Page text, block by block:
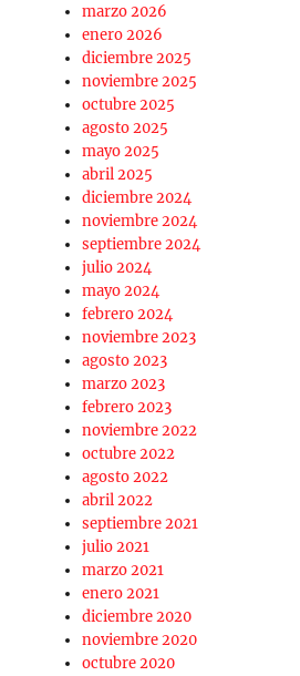
marzo 2026
enero 2026
diciembre 2025
noviembre 2025
octubre 2025
agosto 2025
mayo 2025
abril 2025
diciembre 2024
noviembre 2024
septiembre 2024
julio 2024
mayo 2024
febrero 2024
noviembre 2023
agosto 2023
marzo 2023
febrero 2023
noviembre 2022
octubre 2022
agosto 2022
abril 2022
septiembre 2021
julio 2021
marzo 2021
enero 2021
diciembre 2020
noviembre 2020
octubre 2020